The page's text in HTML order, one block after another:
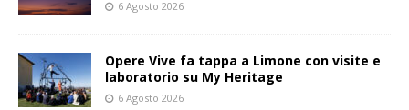
6 Agosto 2026
Opere Vive fa tappa a Limone con visite e
laboratorio su My Heritage
6 Agosto 2026